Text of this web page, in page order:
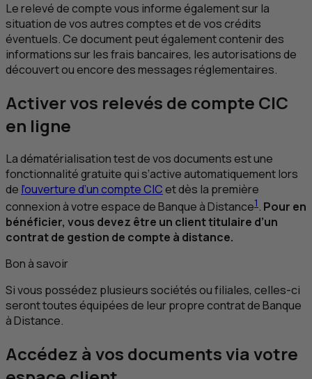
Le relevé de compte vous informe également sur la
situation de vos autres comptes et de vos crédits
éventuels. Ce document peut également contenir des
informations sur les frais bancaires, les autorisations de
découvert ou encore des messages réglementaires.
Activer vos relevés de compte CIC
en ligne
La dématérialisation test de vos documents est une
fonctionnalité gratuite qui s’active automatiquement lors
de l’ouverture d’un compteCICet dès la première
connexion à votre espace de Banque à Distance1. Pour en
bénéficier, vous devez être un client titulaire d’un
contrat de gestion de compte à distance.
Bon à savoir
Si vous possédez plusieurs sociétés ou filiales, celles-ci
seront toutes équipées de leur propre contrat de Banque
à Distance.
Accédez à vos documents via votre